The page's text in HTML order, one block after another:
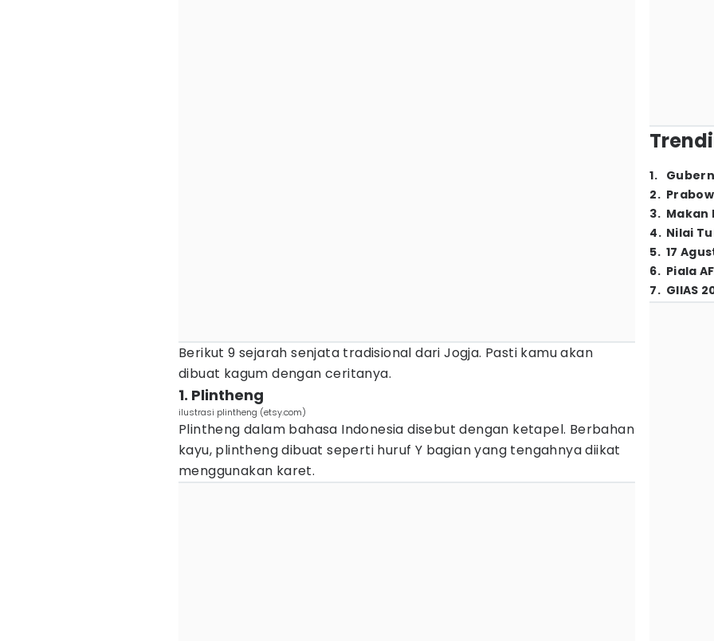
Berikut 9 sejarah senjata tradisional dari Jogja. Pasti kamu akan
dibuat kagum dengan ceritanya.
1. Plintheng
ilustrasi plintheng (etsy.com)
Plintheng dalam bahasa Indonesia disebut dengan ketapel. Berbahan
kayu, plintheng dibuat seperti huruf Y bagian yang tengahnya diikat
menggunakan karet.
1.
2.
3. Makan
4. Nilai
5. 17
6. Piala
7. GIIAS